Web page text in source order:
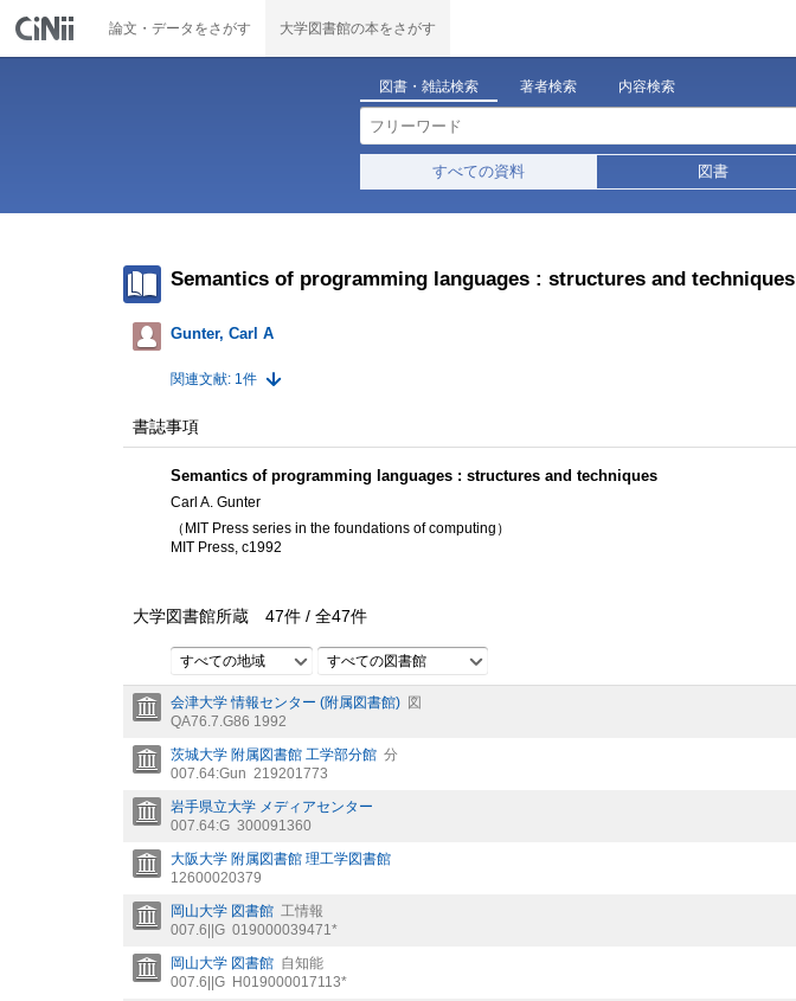
論文・データをさがす 大学図書館の本をさがす
図書・雑誌検索 著者検索 内容検索
すべての資料 図書
Semantics of programming languages : structures and techniques
Gunter, Carl A
関連文献: 1件
書誌事項
Semantics of programming languages : structures and techniques
Carl A. Gunter
（MIT Press series in the foundations of computing）
MIT Press, c1992
大学図書館所蔵 47件 / 全47件
すべての地域 すべての図書館
会津大学 情報センター (附属図書館) 図
QA76.7.G86 1992
茨城大学 附属図書館 工学部分館 分
007.64:Gun 219201773
岩手県立大学 メディアセンター
007.64:G 300091360
大阪大学 附属図書館 理工学図書館
12600020379
岡山大学 図書館 工情報
007.6||G 019000039471*
岡山大学 図書館 自知能
007.6||G H019000017113*